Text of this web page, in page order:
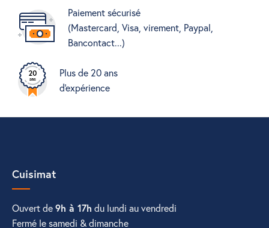
Paiement sécurisé
(Mastercard, Visa, virement, Paypal,
Bancontact...)
Plus de 20 ans
d'expérience
Cuisimat
Ouvert de9h à 17h du lundi au vendredi
Fermé le samedi & dimanche